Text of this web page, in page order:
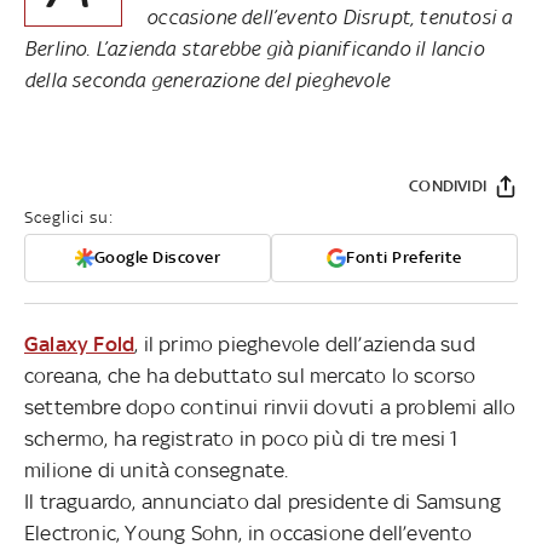
occasione dell’evento Disrupt, tenutosi a
Berlino. L’azienda starebbe già pianificando il lancio
della seconda generazione del pieghevole
Sceglici su:
Google Discover Fonti Preferite
CONDIVIDI
Galaxy Fold, il primo pieghevole dell’azienda sud
coreana, che ha debuttato sul mercato lo scorso
settembre dopo continui rinvii dovuti a problemi allo
schermo, ha registrato in poco più di tre mesi 1
milione di unità consegnate.
Il traguardo, annunciato dal presidente di Samsung
Electronic, Young Sohn, in occasione dell’evento